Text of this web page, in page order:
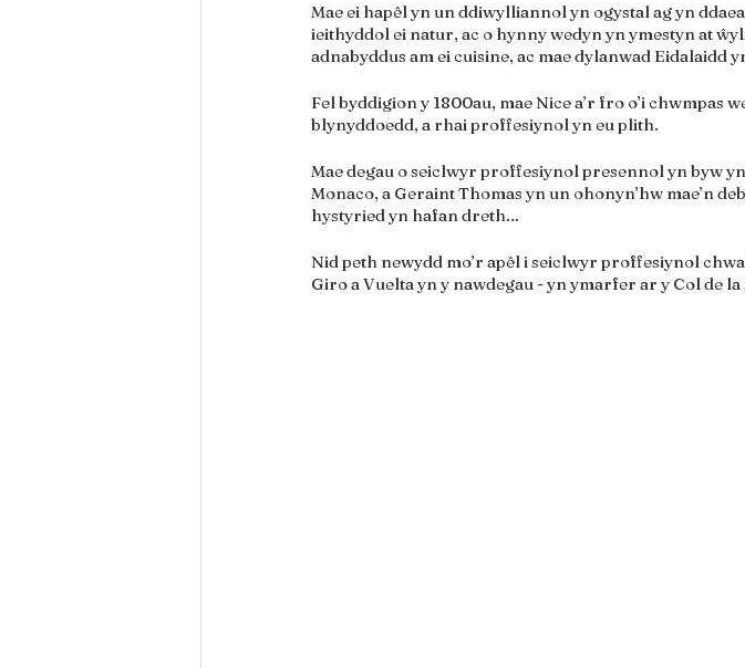
Mae ei hapêl yn un ddiwylliannol yn ogystal ag yn
ieithyddol ei natur, ac o hynny wedyn yn ymestyn at
adnabyddus am ei cuisine, ac mae dylanwad Eidalaidd
Fel byddigion y 1800au, mae Nice a’r fro o’i chwmpas
blynyddoedd, a rhai proffesiynol yn eu plith.
Mae degau o seiclwyr proffesiynol presennol yn byw
Monaco, a Geraint Thomas yn un ohonyn’hw mae’n
hystyried yn hafan dreth…
Nid peth newydd mo’r apêl i seiclwyr proffesiynol
Giro a Vuelta yn y nawdegau - yn ymarfer ar y Col de la